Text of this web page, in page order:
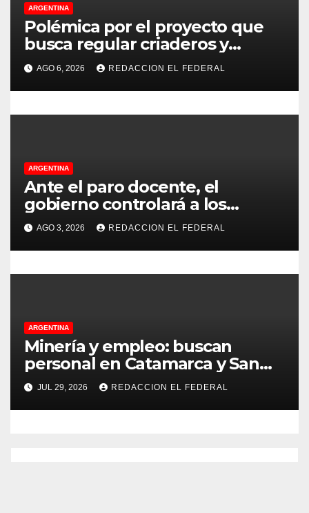
t
r
a
d
s
ARGENTINA
Polémica por el proyecto que
busca regular criaderos y
refugios de perros y gatos:
denuncian excesos, mientras
proteccionistas reclaman
controles más duros
AGO 6, 2026 REDACCION EL FEDERAL
ARGENTINA
Ante el paro docente, el
gobierno controlará a los
colegios para que cumplan el
75% de cobertura presencial
AGO 3, 2026 REDACCION EL FEDERAL
ARGENTINA
Minería y empleo: buscan
personal en Catamarca y San
Juan para distintos puestos
JUL 29, 2026 REDACCION EL FEDERAL